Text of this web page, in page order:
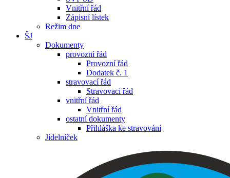
Vnitřní řád
Zápisní lístek
Režim dne
ŠJ
Dokumenty
provozní řád
Provozní řád
Dodatek č. 1
stravovací řád
Stravovací řád
vnitřní řád
Vnitřní řád
ostatní dokumenty
Přihláška ke stravování
Jídelníček